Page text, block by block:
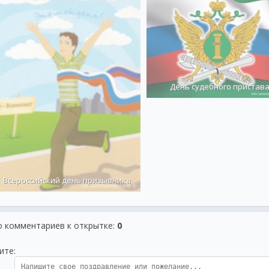
***
Кто борется С преступностью и
Рискует часто здоровьем и
Спасибо вам за опасные
Пускай они будут
Пускай не будет беззакония и
Пусть жизнь будет добра
Всероссийский день призывника
День судебного пристава
комментариев к открытке: 0